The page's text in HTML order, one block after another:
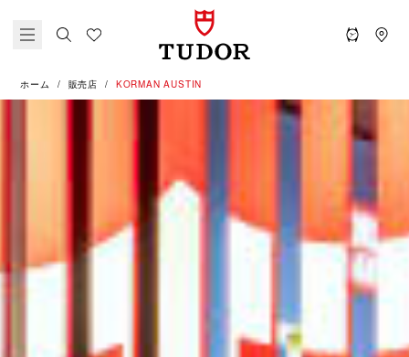
ホーム 販売店 ‭KORMAN AUSTIN‬